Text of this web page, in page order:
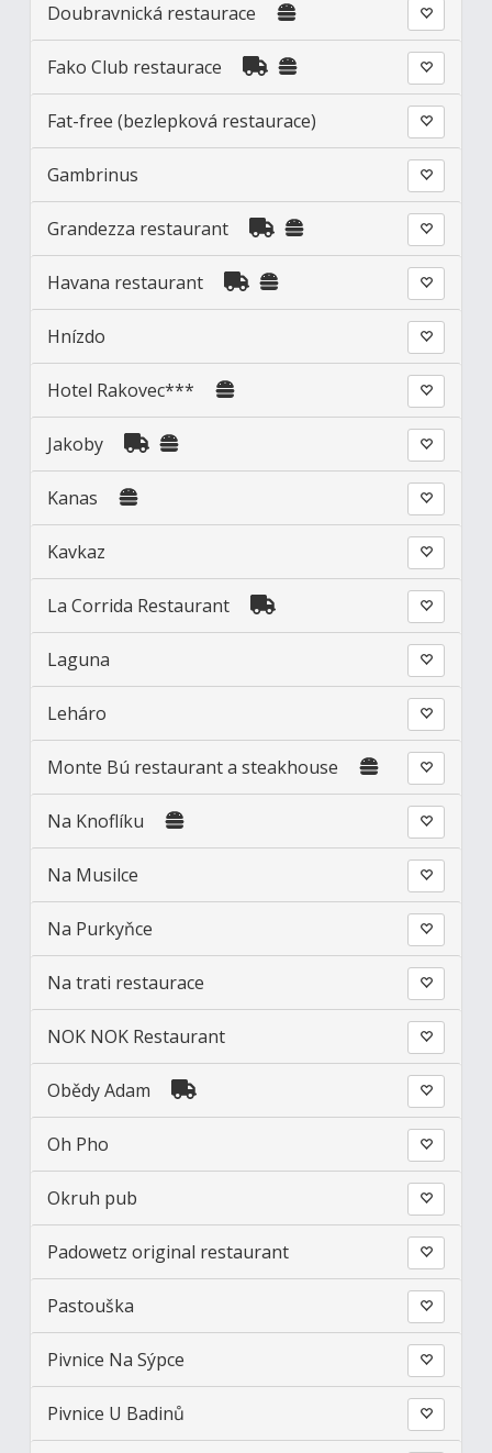
Doubravnická restaurace
Fako Club restaurace
Fat-free (bezlepková restaurace)
Gambrinus
Grandezza restaurant
Havana restaurant
Hnízdo
Hotel Rakovec***
Jakoby
Kanas
Kavkaz
La Corrida Restaurant
Laguna
Leháro
Monte Bú restaurant a steakhouse
Na Knoflíku
Na Musilce
Na Purkyňce
Na trati restaurace
NOK NOK Restaurant
Obědy Adam
Oh Pho
Okruh pub
Padowetz original restaurant
Pastouška
Pivnice Na Sýpce
Pivnice U Badinů